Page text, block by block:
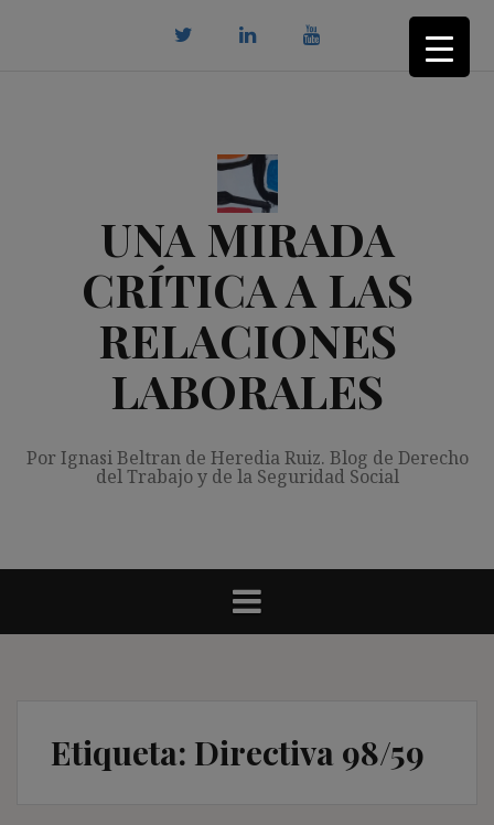
UNA MIRADA
CRÍTICA A LAS
RELACIONES
LABORALES
Por Ignasi Beltran de Heredia Ruiz. Blog de Derecho
del Trabajo y de la Seguridad Social
Etiqueta: Directiva 98/59